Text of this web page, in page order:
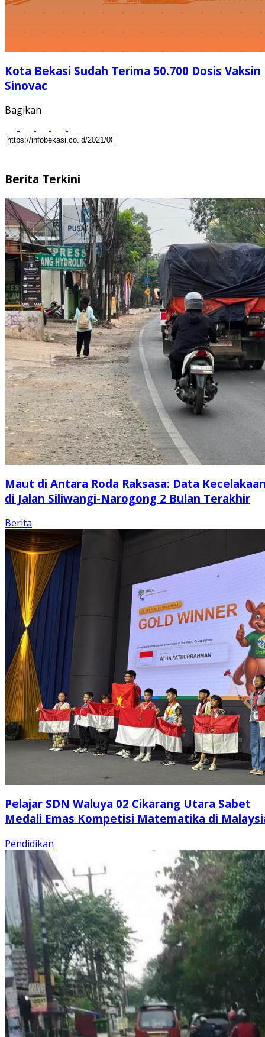
Kota Bekasi Sudah Terima 50.700 Dosis Vaksin
Sinovac
Bagikan
Berita Terkini
Maut di Antara Roda Raksasa: Data
di Jalan Siliwangi-Narogong 2 Bulan Terakhir
Berita
Pelajar SDN Waluya 02 Cikarang Utara Sabet
Medali Emas Kompetisi Matematika di
Pendidikan